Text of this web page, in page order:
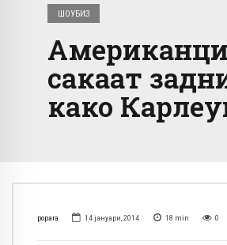
ШОУБИЗ
сакаат
како
popara 14 јануари, 2014 18 min 0